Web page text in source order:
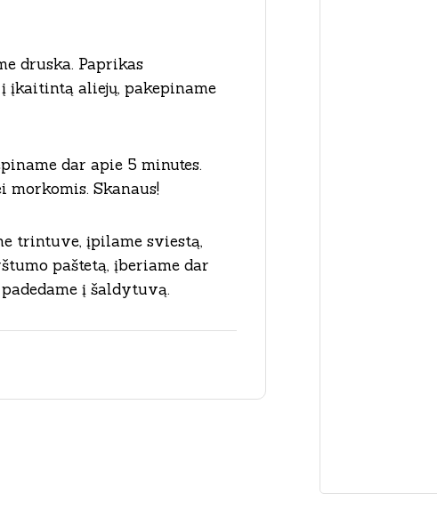
druska. Paprikas
į įkaitintą aliejų, pakepiname
dar apie 5 minutes.
morkomis. Skanaus!
trintuve, įpilame sviestą,
paštetą, įberiame dar
į šaldytuvą.